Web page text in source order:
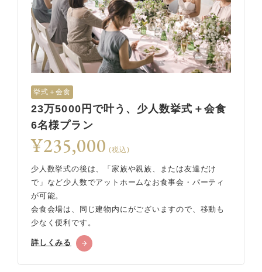
挙式＋会食
23万5000円で叶う、少人数挙式＋会食
6名様プラン
¥235,000 (税込)
少人数挙式の後は、「家族や親族、または友達だけ
で」など少人数でアットホームなお食事会・パーティ
が可能。
会食会場は、同じ建物内にがございますので、移動も
少なく便利です。
詳しくみる